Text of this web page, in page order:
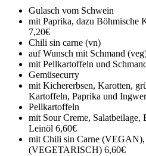
Gulasch vom Schwein
mit Paprika, dazu Böhmische
7,20€
Chili sin carne (vn)
auf Wunsch mit Schmand
mit Pellkartoffeln und
Gemüsecurry
mit Kichererbsen, Karotten,
Kartoffeln, Paprika und Ingwer
Pellkartoffeln
mit Sour Creme, Salatbeilage,
Leinöl 6,60€
mit Chili sin Carne (VEGAN),
(VEGETARISCH) 6,60€